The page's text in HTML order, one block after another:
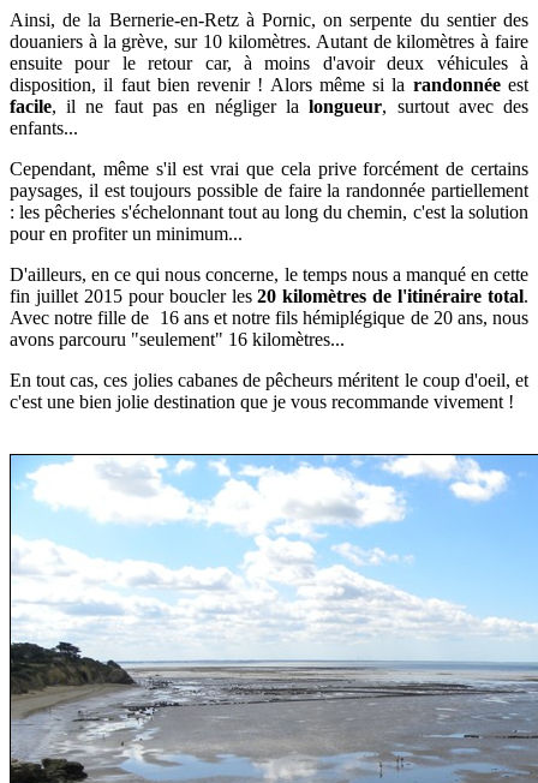
Ainsi, de la Bernerie-en-Retz à Pornic, on serpente du sentier des
douaniers à la grève, sur 10 kilomètres. Autant de kilomètres à faire
ensuite pour le retour car, à moins d'avoir deux véhicules à
disposition, il faut bien revenir ! Alors même si la randonnéeest
facile, il ne faut pas en négliger lalongueur, surtout avec des
enfants...
Cependant, même s'il est vrai que cela priveforcémentde certains
paysages, il est toujours possible de faire la randonnée partiellement
: les pêcheries s'échelonnant tout au long du chemin, c'est la solution
pour en profiter un minimum...
D'ailleurs, en ce qui nous concerne, le temps nous a manqué en cette
fin juillet 2015 pour boucler les20 kilomètres de l'itinéraire total.
Avecnotre fille de 16 ans et notre fils hémiplégique de 20 ans,nous
avons parcouru "seulement" 16 kilomètres...
En tout cas, ces jolies cabanes de pêcheurs méritent le coup d'oeil, et
c'est une bien jolie destination que je vous recommande vivement !